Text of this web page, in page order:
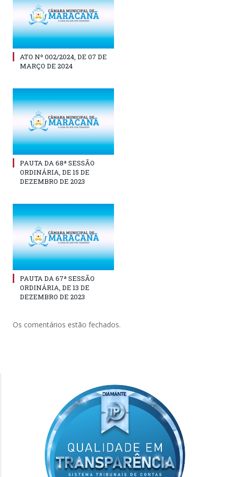
ATO Nº 002/2024, DE 07 DE
MARÇO DE 2024
PAUTA DA 68ª SESSÃO
ORDINÁRIA, DE 15 DE
DEZEMBRO DE 2023
PAUTA DA 67ª SESSÃO
ORDINÁRIA, DE 13 DE
DEZEMBRO DE 2023
Os comentários estão fechados.